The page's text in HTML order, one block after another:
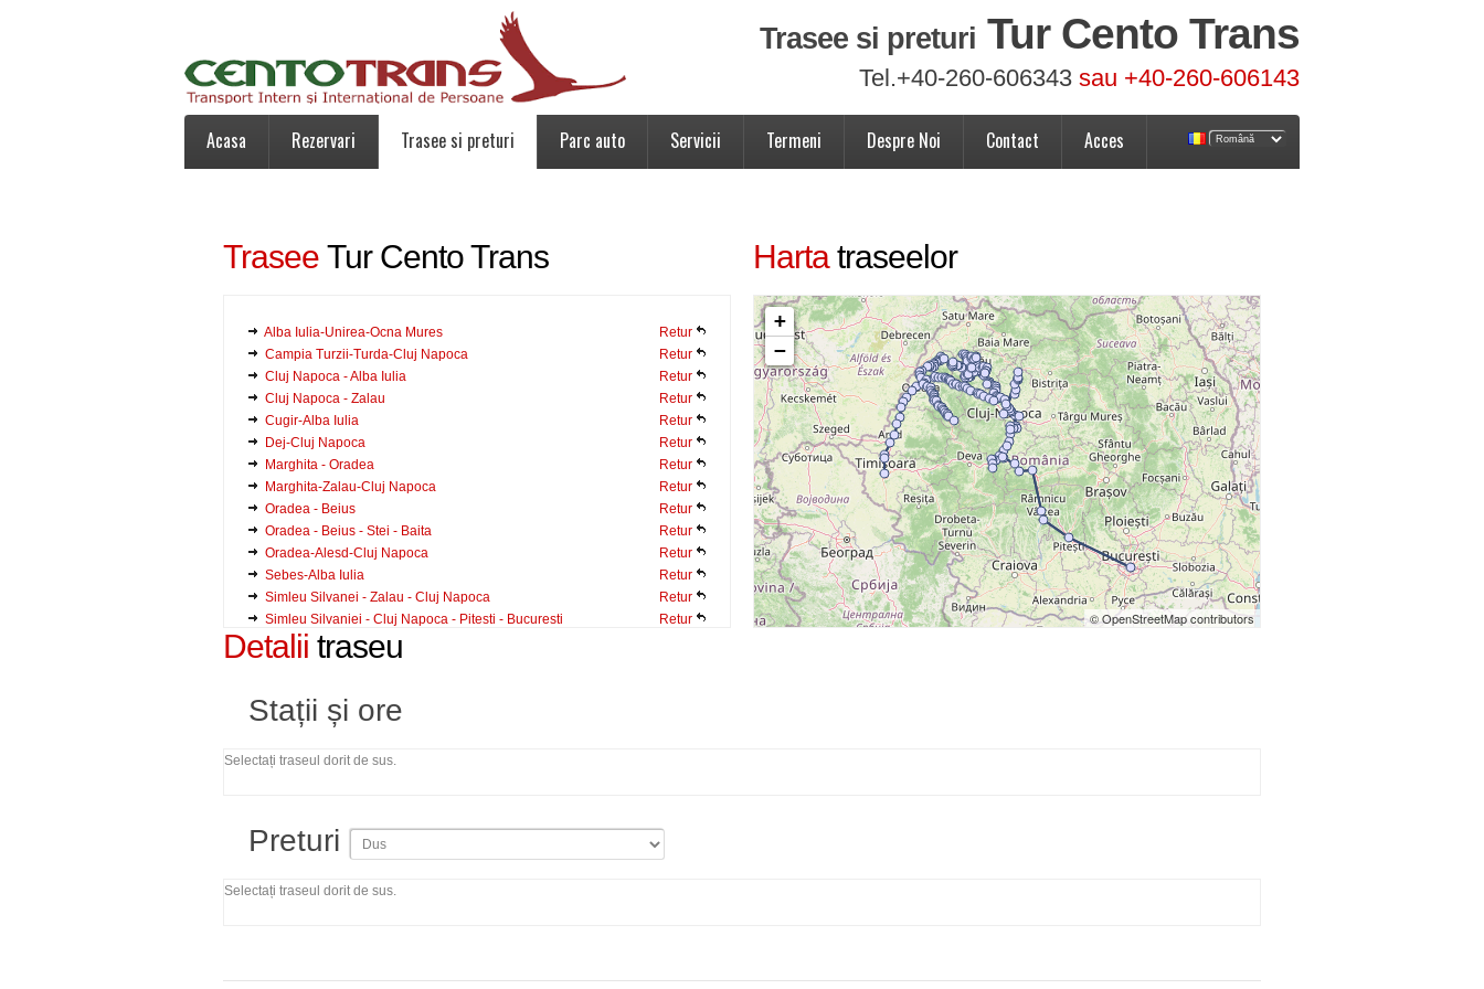
Trasee si preturi Tur Cento Trans
Tel.+40-260-606343 sau +40-260-606143
Acasa Rezervari Trasee si preturi Parc auto Servicii Termeni Despre Noi Contact Acces
Trasee Tur Cento Trans
Alba Iulia-Unirea-Ocna Mures
Retur
Campia Turzii-Turda-Cluj Napoca
Retur
Cluj Napoca - Alba Iulia
Retur
Cluj Napoca - Zalau
Retur
Cugir-Alba Iulia
Retur
Dej-Cluj Napoca
Retur
Marghita - Oradea
Retur
Marghita-Zalau-Cluj Napoca
Retur
Oradea - Beius
Retur
Oradea - Beius - Stei - Baita
Retur
Oradea-Alesd-Cluj Napoca
Retur
Sebes-Alba Iulia
Retur
Simleu Silvanei - Zalau - Cluj Napoca
Retur
Simleu Silvaniei - Cluj Napoca - Pitesti - Bucuresti
Retur
Simleu Silvaniei - Marca - Sumal
Zalau - Panic
Zalau - Panic - Recea Mica
Zalau - Sarmasag - Bobota
Zalau-Jac-Chichisa
Retur
Zalau-Lompirt-Ilisua
Retur
Zalau-Meseseni de Jos-Crasna-Horoatu Crasnei
Hartatraseelor
+
−
© OpenStreetMap contributors
Detalii traseu
Stații și ore
Selectați traseul dorit de sus.
Preturi
Selectați traseul dorit de sus.